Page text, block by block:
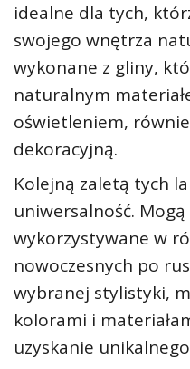
idealne dla tych,
swojego wnętrza
wykonane z gliny,
naturalnym
oświetleniem,
dekoracyjną.
Kolejną zaletą tych
uniwersalność.
wykorzystywane w
nowoczesnych po
wybranej stylistyki,
kolorami i
uzyskanie